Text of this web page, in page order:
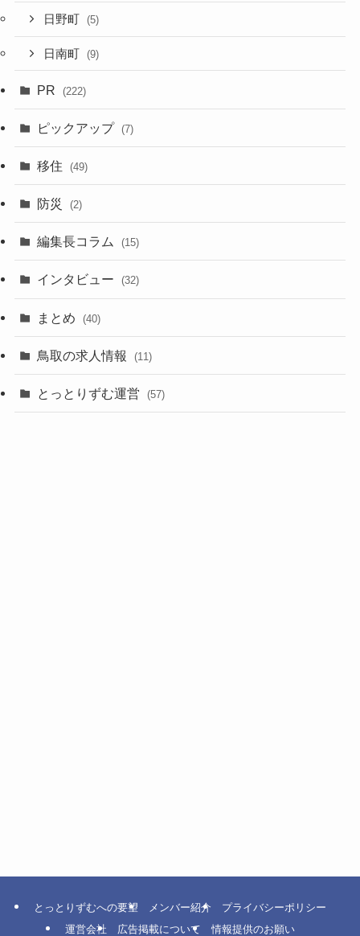
日野町 (5)
日南町 (9)
PR (222)
ピックアップ (7)
移住 (49)
防災 (2)
編集長コラム (15)
インタビュー (32)
まとめ (40)
鳥取の求人情報 (11)
とっとりずむ運営 (57)
とっとりずむへの要望 メンバー紹介
プライバシーポリシー
運営会社
広告掲載について 情報提供のお願い